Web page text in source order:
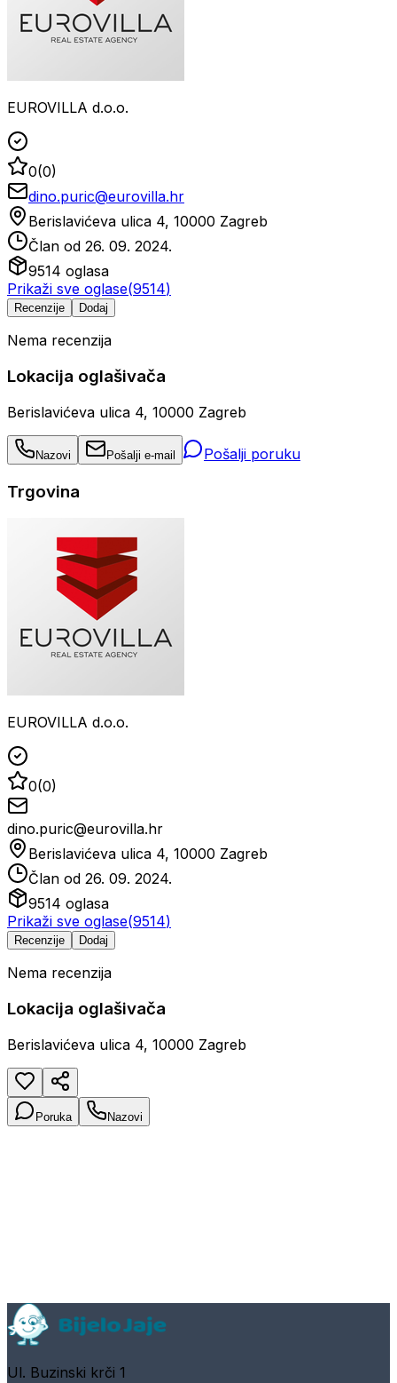
EUROVILLA d.o.o.
0(0)
dino.puric@eurovilla.hr
Berislavićeva ulica 4, 10000 Zagreb
Član od 26. 09. 2024.
9514 oglasa
Prikaži sve oglase(9514)
Recenzije Dodaj
Nema recenzija
Lokacija oglašivača
Berislavićeva ulica 4, 10000 Zagreb
Nazovi Pošalji e-mail Pošalji poruku
Trgovina
EUROVILLA d.o.o.
0(0)
dino.puric@eurovilla.hr
Berislavićeva ulica 4, 10000 Zagreb
Član od 26. 09. 2024.
9514 oglasa
Prikaži sve oglase(9514)
Recenzije Dodaj
Nema recenzija
Lokacija oglašivača
Berislavićeva ulica 4, 10000 Zagreb
Poruka Nazovi
Ul. Buzinski krči 1